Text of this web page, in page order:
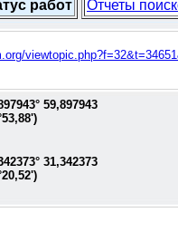
работ Отчеты
° 59,897943
)
° 31,342373
)